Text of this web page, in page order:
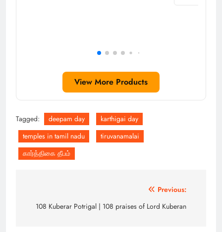
View More Products
Tagged: deepam day
karthigai day
temples in tamil nadu
tiruvanamalai
கார்த்திகை தீபம்
Previous:
108 Kuberar Potrigal | 108 praises of Lord Kuberan